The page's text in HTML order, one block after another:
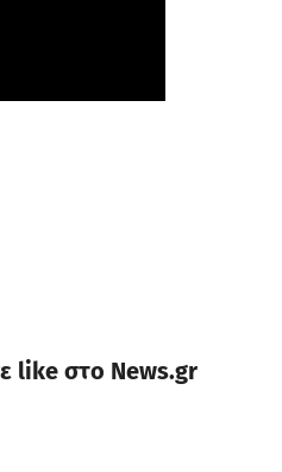
like στο News.gr